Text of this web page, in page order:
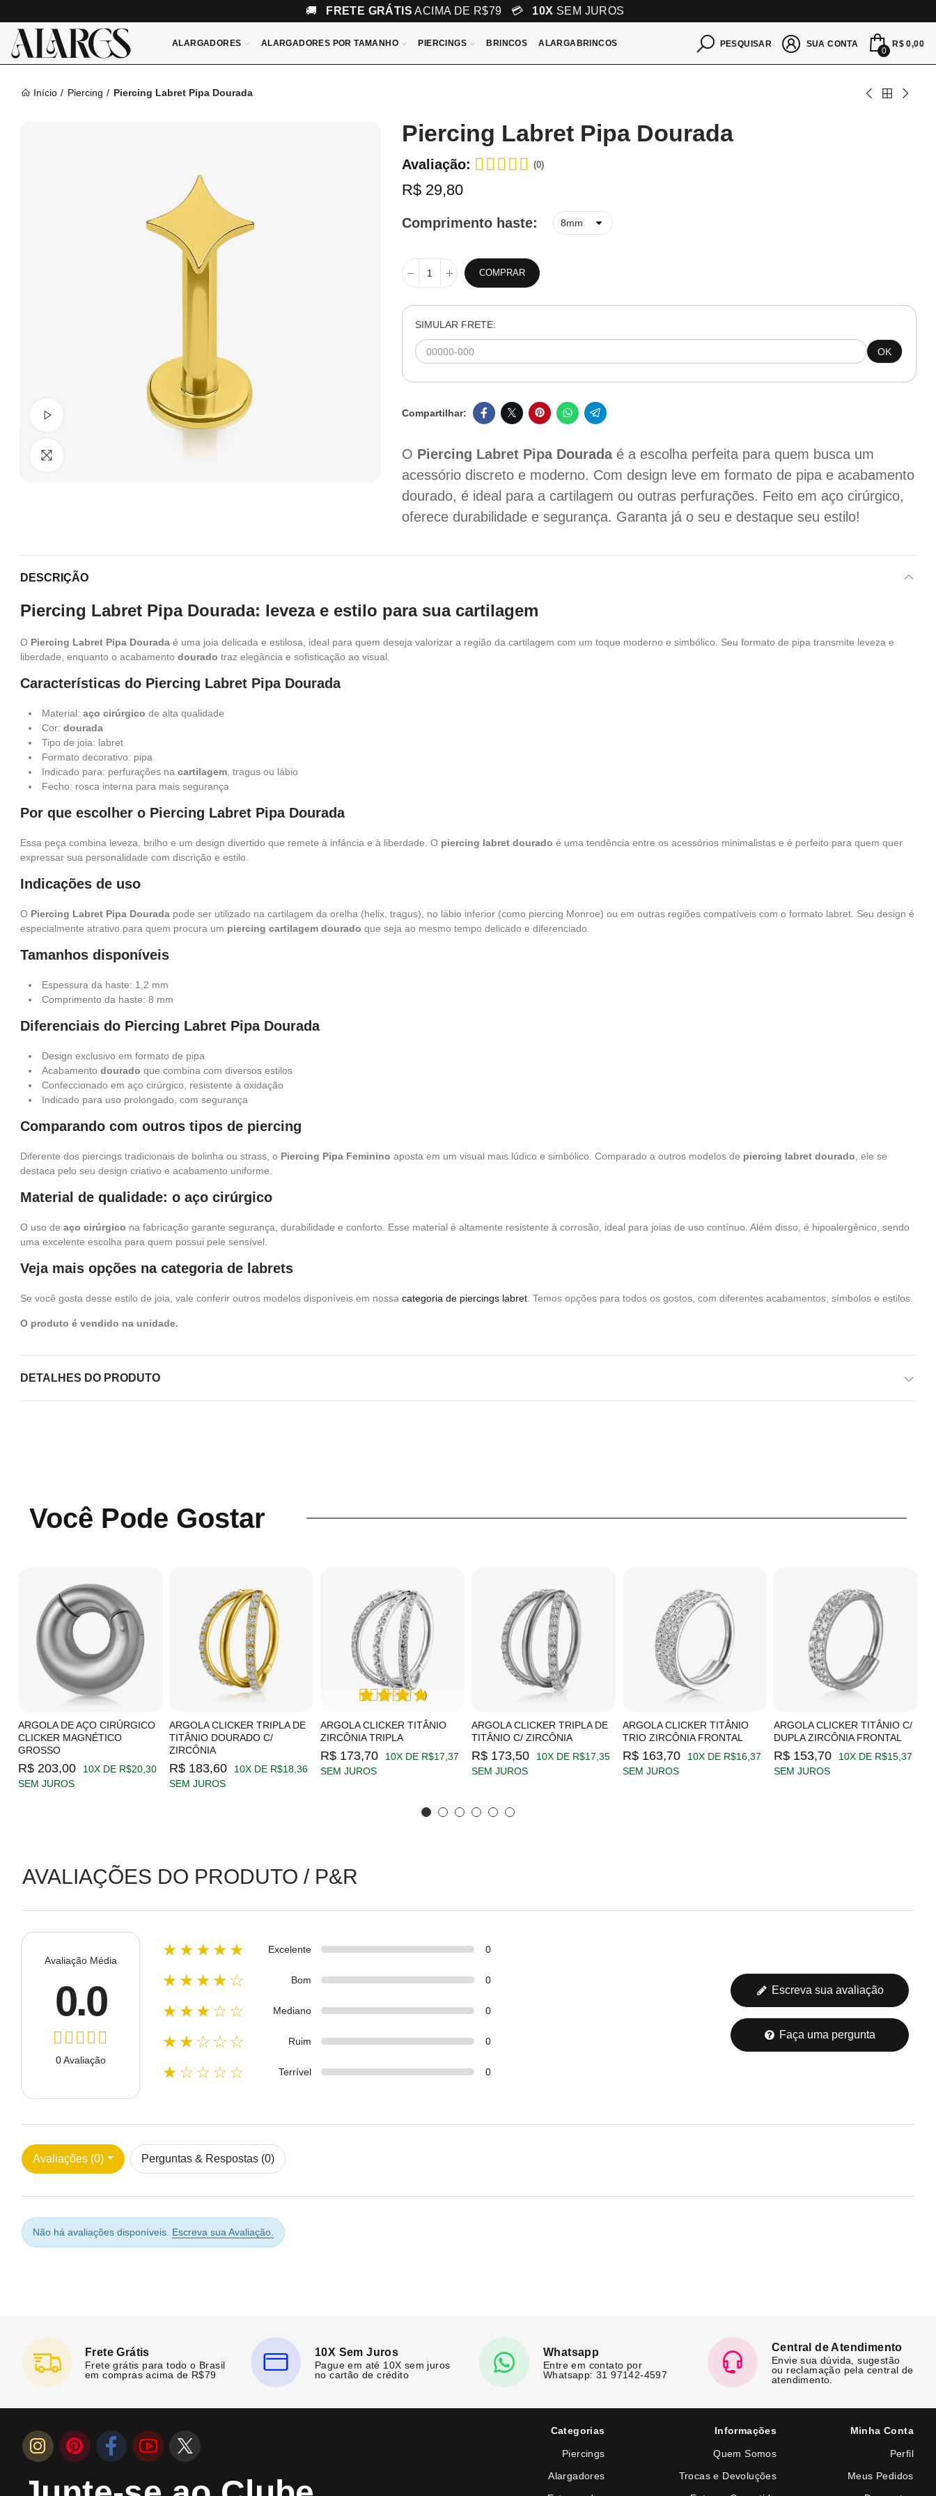
🚚 FRETE GRÁTIS ACIMA DE R$79 💳 10X SEM JUROS
ALARGADORES ALARGADORES POR TAMANHO PIERCINGS BRINCOS ALARGABRINCOS PESQUISAR SUA CONTA
0
R$ 0,00
Início Piercing Piercing Labret Pipa Dourada
Piercing Labret Pipa Dourada
Avaliação: (0)
R$ 29,80
Comprimento haste
COMPRAR
SIMULAR FRETE:
OK
O Piercing Labret Pipa Douradaé a escolha perfeita para quem busca um
acessório discreto e moderno. Com design leve em formato de pipa e acabamento
dourado, é ideal para a cartilagem ou outras perfurações. Feito em aço cirúrgico,
oferece durabilidade e segurança. Garanta já o seu e destaque seu estilo!
DESCRIÇÃO
Piercing Labret Pipa Dourada: leveza e estilo para sua cartilagem
O Piercing Labret Pipa Dourada é uma joia delicada e estilosa, ideal para quem deseja valorizar a região da cartilagem com um toque moderno e simbólico. Seu formato de pipa transmite leveza e
liberdade, enquanto o acabamento dourado traz elegância e sofisticação ao visual.
Características do Piercing Labret Pipa Dourada
Material: aço cirúrgico de alta qualidade
Cor: dourada
Tipo de joia: labret
Formato decorativo: pipa
Indicado para: perfurações na cartilagem , tragus ou lábio
Fecho: rosca interna para mais segurança
Por que escolher o Piercing Labret Pipa Dourada
Essa peça combina leveza, brilho e um design divertido que remete à infância e à liberdade. O piercing labret dourado é uma tendência entre os acessórios minimalistas e é perfeito para quem quer
expressar sua personalidade com discrição e estilo.
Indicações de uso
O Piercing Labret Pipa Dourada pode ser utilizado na cartilagem da orelha (helix, tragus), no lábio inferior (como piercing Monroe) ou em outras regiões compatíveis com o formato labret. Seu design é
especialmente atrativo para quem procura um piercing cartilagem dourado que seja ao mesmo tempo delicado e diferenciado.
Tamanhos disponíveis
Espessura da haste: 1,2 mm
Comprimento da haste: 8 mm
Diferenciais do Piercing Labret Pipa Dourada
Design exclusivo em formato de pipa
Acabamento dourado que combina com diversos estilos
Confeccionado em aço cirúrgico, resistente à oxidação
Indicado para uso prolongado, com segurança
Comparando com outros tipos de piercing
Diferente dos piercings tradicionais de bolinha ou strass, o Piercing Pipa Feminino aposta em um visual mais lúdico e simbólico. Comparado a outros modelos de piercing labret dourado , ele se
destaca pelo seu design criativo e acabamento uniforme.
Material de qualidade: o aço cirúrgico
O uso de aço cirúrgico na fabricação garante segurança, durabilidade e conforto. Esse material é altamente resistente à corrosão, ideal para joias de uso contínuo. Além disso, é hipoalergênico, sendo
uma excelente escolha para quem possui pele sensível.
Veja mais opções na categoria de labrets
Se você gosta desse estilo de joia, vale conferir outros modelos disponíveis em nossa categoria de piercings labret . Temos opções para todos os gostos, com diferentes acabamentos, símbolos e estilos.
O produto é vendido na unidade.
DETALHES DO PRODUTO
Você Pode Gostar
ARGOLA DE AÇO CIRÚRGICO
CLICKER MAGNÉTICO
GROSSO
R$ 203,00
10X DE R$20,30
SEM JUROS
ARGOLA CLICKER TRIPLA DE
TITÂNIO DOURADO C/
ZIRCÔNIA
R$ 183,60
10X DE R$18,36
SEM JUROS
ARGOLA CLICKER TITÂNIO
ZIRCÔNIA TRIPLA
(1)
R$ 173,70
10X DE R$17,37
SEM JUROS
ARGOLA CLICKER TRIPLA DE
TITÂNIO C/ ZIRCÔNIA
R$ 173,50
10X DE R$17,35
SEM JUROS
ARGOLA CLICKER TITÂNIO
TRIO ZIRCÔNIA FRONTAL
R$ 163,70
10X DE R$16,37
SEM JUROS
ARGOLA CLICKER TITÂNIO C/
DUPLA ZIRCÔNIA FRONTAL
R$ 153,70
10X DE R$15,37
SEM JUROS
AVALIAÇÕES DO PRODUTO / P&R
Avaliação Média
0.0
0 Avaliação
★★★★★ Excelente 0
★★★★☆ Bom 0
★★★☆☆ Mediano 0
★★☆☆☆ Ruim 0
★☆☆☆☆ Terrível 0
Escreva sua avaliação
Faça uma pergunta
Avaliações (0) Perguntas & Respostas (0)
Não há avaliações disponíveis. Escreva sua Avaliação.
Frete Grátis
Frete grátis para todo o Brasil
em compras acima de R$79
10X Sem Juros
Pague em até 10X sem juros
no cartão de crédito
Whatsapp
Entre em contato por
Whatsapp: 31 97142-4597
Central de Atendimento
Envie sua dúvida, sugestão
ou reclamação pela central de
atendimento.
Categorias
Piercings
Alargadores
Informações
Quem Somos
Trocas e Devoluções
Minha Conta
Perfil
Meus Pedidos